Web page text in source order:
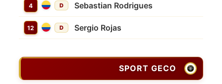
4 D Sebastian Rodrigues
12 D Sergio Rojas
SPORT GECO